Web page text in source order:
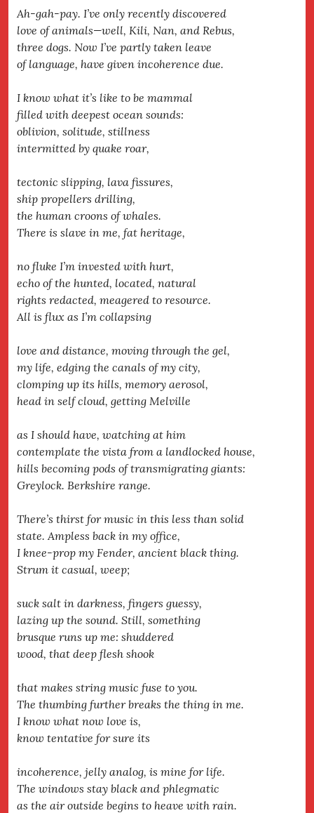
Ah-gah-pay. I’ve only recently discovered
love of animals—well, Kili, Nan, and Rebus,
three dogs. Now I’ve partly taken leave
of language, have given incoherence due.
I know what it’s like to be mammal
filled with deepest ocean sounds:
oblivion, solitude, stillness
intermitted by quake roar,
tectonic slipping, lava fissures,
ship propellers drilling,
the human croons of whales.
There is slave in me, fat heritage,
no fluke I’m invested with hurt,
echo of the hunted, located, natural
rights redacted, meagered to resource.
All is flux as I’m collapsing
love and distance, moving through the gel,
my life, edging the canals of my city,
clomping up its hills, memory aerosol,
head in self cloud, getting Melville
as I should have, watching at him
contemplate the vista from a landlocked house,
hills becoming pods of transmigrating giants:
Greylock. Berkshire range.
There’s thirst for music in this less than solid
state. Ampless back in my office,
I knee-prop my Fender, ancient black thing.
Strum it casual, weep;
suck salt in darkness, fingers guessy,
lazing up the sound. Still, something
brusque runs up me: shuddered
wood, that deep flesh shook
that makes string music fuse to you.
The thumbing further breaks the thing in me.
I know what now love is,
know tentative for sure its
incoherence, jelly analog, is mine for life.
The windows stay black and phlegmatic
as the air outside begins to heave with rain.